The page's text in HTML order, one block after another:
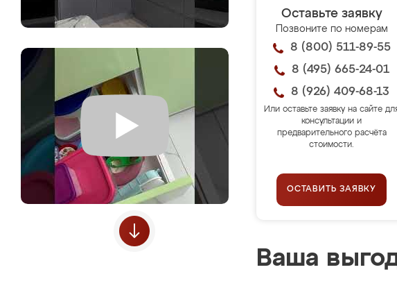
Оставьте заявку
Позвоните по номерам
8 (800) 511-89-55
8 (495) 665-24-01
8 (926) 409-68-13
Или оставьте заявку на сайте
консультации и
предварительного расчёта
стоимости.
ОСТАВИТЬ ЗАЯВКУ
Ваша